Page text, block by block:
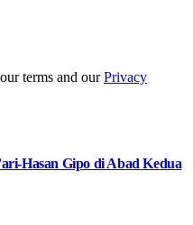
terms and ourPrivacy
Hasan Gipo di Abad Kedua